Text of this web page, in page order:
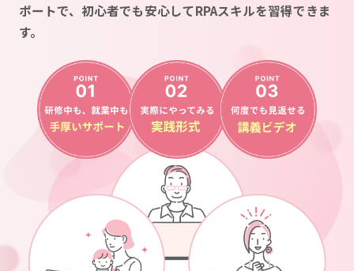
ポートで、 初心者でも安心してRPAスキルを習得できま
す。